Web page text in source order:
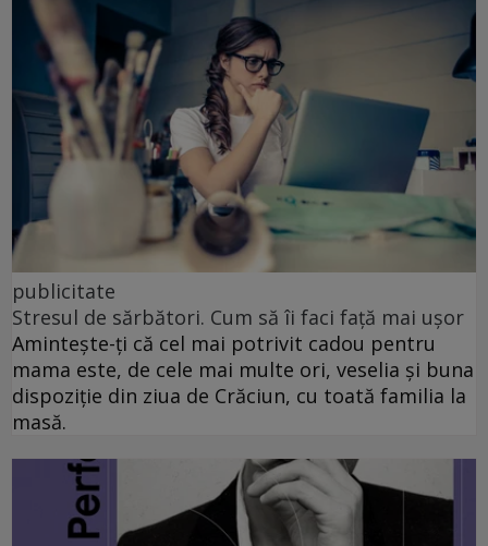
publicitate
Stresul de sărbători. Cum să îi faci față mai ușor
Amintește-ți că cel mai potrivit cadou pentru
mama este, de cele mai multe ori, veselia și buna
dispoziție din ziua de Crăciun, cu toată familia la
masă.